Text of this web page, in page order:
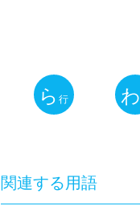
ら行 わ
関連する用語